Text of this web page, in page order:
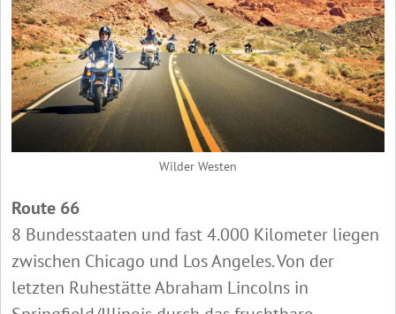
Wilder Westen
Route 66
8 Bundesstaaten und fast 4.000 Kilometer liegen
zwischen Chicago und Los Angeles. Von der
letzten Ruhestätte Abraham Lincolns in